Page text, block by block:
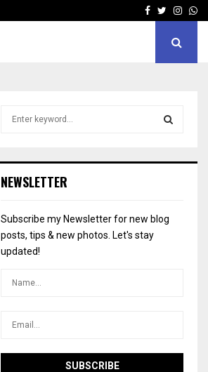
Facebook
Twitter
h
o
NEWSLETTER
Subscribe my Newsletter for new blog
posts, tips & new photos. Let's stay
updated!